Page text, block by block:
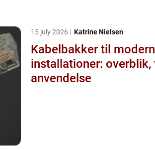
15 july 2026 Katrine Nielsen
Kabelbakker til
installationer: overblik,
anvendelse